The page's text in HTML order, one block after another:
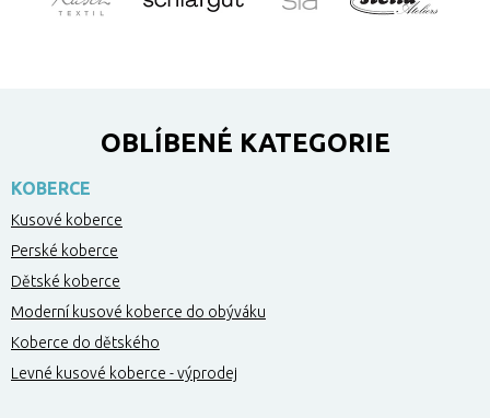
OBLÍBENÉ KATEGORIE
KOBERCE
Kusové koberce
Perské koberce
Dětské koberce
Moderní kusové koberce do obýváku
Koberce do dětského
Levné kusové koberce - výprodej